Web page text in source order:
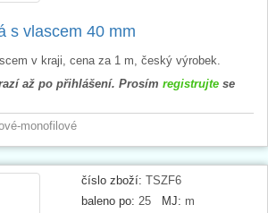
s vlascem 40 mm
v kraji, cena za 1 m, český výrobek.
až po přihlášení. Prosím registrujte se
monofilové
číslo zboží: TSZF6
baleno po: 25 MJ: m